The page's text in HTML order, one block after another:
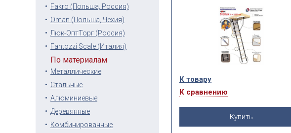
Fakro (Польша, Россия)
Oman (Польша, Чехия)
Люк-ОптТорг (Россия)
Fantozzi Scale (Италия)
По материалам
Металлические
Стальные
Алюминиевые
Деревянные
Комбинированные
2,65 мм. Она изготавливается в 4
вариантах — с диаметром люка
600*800, 600*900, 700*800, 700*900 мм.
К товару
К сравнению
Купить